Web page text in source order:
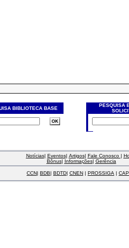
BIBLIOTECA BASE
PESQUISA
Notícias| Eventos| Artigos| Fale Conosco |
Bônus| Informações| Gerência
CCN| BDB| BDTD| CNEN | PROSSIGA |